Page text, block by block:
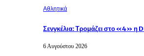
Αθλητικά
Σενγκέλια: Τρομάζει στο «4» η
6 Αυγούστου 2026